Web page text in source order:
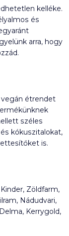
kelléke.
és
arra, hogy
vegán étrendet
széles
kókuszitalokat,
is.
Zöldfarm,
Nádudvari,
Kerrygold,